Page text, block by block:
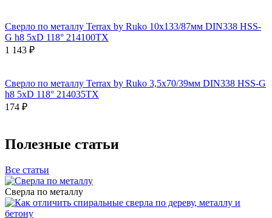
Сверло по металлу Terrax by Ruko 10x133/87мм DIN338 HSS-
G h8 5xD 118° 214100TX
1 143 ₽
Сверло по металлу Terrax by Ruko 3,5x70/39мм DIN338 HSS-G
h8 5xD 118° 214035TX
174 ₽
Полезные статьи
Все статьи
Сверла по металлу